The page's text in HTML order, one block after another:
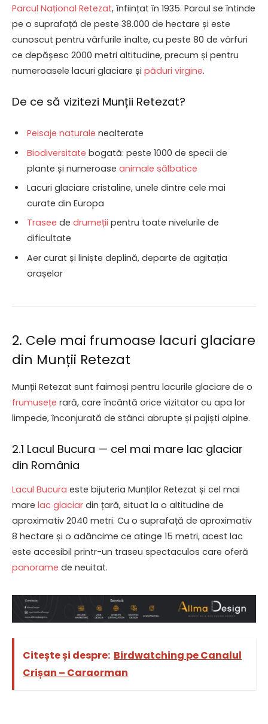
Parcul Național Retezat, înființat în 1935. Parcul se întinde
pe o suprafață de peste 38.000 de hectare și este
cunoscut pentru vârfurile înalte, cu peste 80 de vârfuri
ce depășesc 2000 metri altitudine, precum și pentru
numeroasele lacuri glaciare și păduri virgine.
De ce să vizitezi Munții Retezat?
Peisaje naturale nealterate
Biodiversitate bogată: peste 1000 de specii de
plante și numeroase animale sălbatice
Lacuri glaciare cristaline, unele dintre cele mai
curate din Europa
Trasee de drumeții pentru toate nivelurile de
dificultate
Aer curat și liniște deplină, departe de agitația
orașelor
2. Cele mai frumoase lacuri glaciare
din Munții Retezat
Munții Retezat sunt faimoși pentru lacurile glaciare de o
frumusețe rară, care încântă orice vizitator cu apa lor
limpede, înconjurată de stânci abrupte și pajiști alpine.
2.1 Lacul Bucura — cel mai mare lac glaciar
din România
Lacul Bucura este bijuteria Munților Retezat și cel mai
mare lac glaciar din țară, situat la o altitudine de
aproximativ 2040 metri. Cu o suprafață de aproximativ
8 hectare și o adâncime ce atinge 15 metri, acest lac
este accesibil printr-un traseu spectaculos care oferă
panorame de neuitat.
Citește și despre: Birdwatching pe Canalul
Crișan – Caraorman